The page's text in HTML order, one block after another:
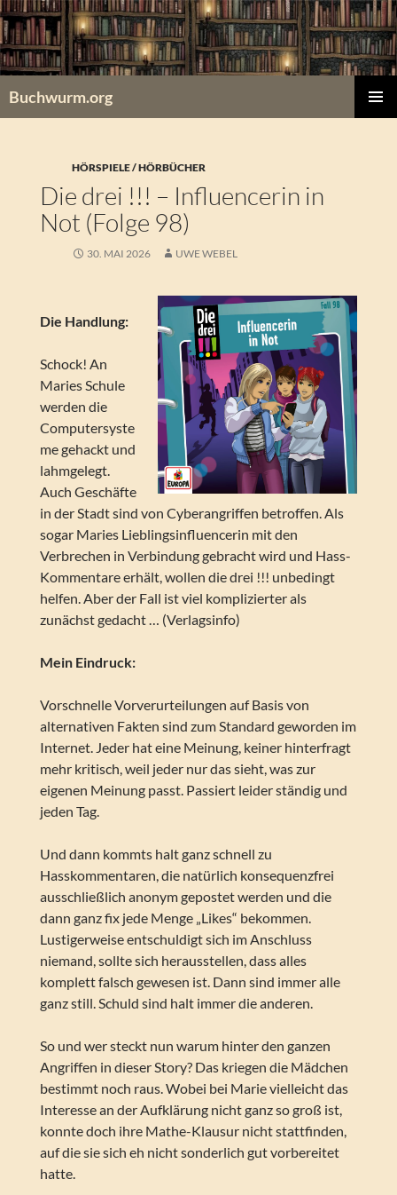
Zum
Inhalt
springen
Buchwurm.org
HÖRSPIELE / HÖRBÜCHER
Die drei !!! – Influencerin in
Not (Folge 98)
30. MAI 2026 UWE WEBEL
Die Handlung:
Schock! An
Maries Schule
werden die
Computersyste
me gehackt und
lahmgelegt.
Auch Geschäfte
in der Stadt sind von Cyberangriffen betroffen. Als
sogar Maries Lieblingsinfluencerin mit den
Verbrechen in Verbindung gebracht wird und Hass-
Kommentare erhält, wollen die drei !!! unbedingt
helfen. Aber der Fall ist viel komplizierter als
zunächst gedacht … (Verlagsinfo)
Mein Eindruck:
Vorschnelle Vorverurteilungen auf Basis von
alternativen Fakten sind zum Standard geworden im
Internet. Jeder hat eine Meinung, keiner hinterfragt
mehr kritisch, weil jeder nur das sieht, was zur
eigenen Meinung passt. Passiert leider ständig und
jeden Tag.
Und dann kommts halt ganz schnell zu
Hasskommentaren, die natürlich konsequenzfrei
ausschließlich anonym gepostet werden und die
dann ganz fix jede Menge „Likes“ bekommen.
Lustigerweise entschuldigt sich im Anschluss
niemand, sollte sich herausstellen, dass alles
komplett falsch gewesen ist. Dann sind immer alle
ganz still. Schuld sind halt immer die anderen.
So und wer steckt nun warum hinter den ganzen
Angriffen in dieser Story? Das kriegen die Mädchen
bestimmt noch raus. Wobei bei Marie vielleicht das
Interesse an der Aufklärung nicht ganz so groß ist,
konnte doch ihre Mathe-Klausur nicht stattfinden,
auf die sie sich eh nicht sonderlich gut vorbereitet
hatte.